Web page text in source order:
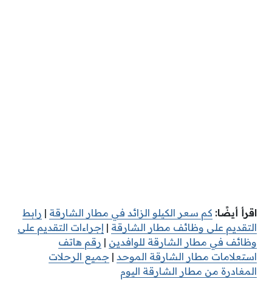
اقرأ أيضًا: كم سعر الكيلو الزائد في مطار الشارقة | رابط
التقديم على وظائف مطار الشارقة | إجراءات التقديم على
وظائف في مطار الشارقة للوافدين | رقم هاتف
استعلامات مطار الشارقة الموحد | جميع الرحلات
المغادرة من مطار الشارقة اليوم